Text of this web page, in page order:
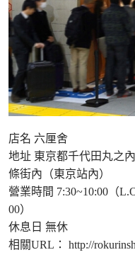
店名 六厘舍
地址 東京都千代田丸之
條街內（東京站內）
營業時間 7:30~10:00（
00）
休息日 無休
相關URL： http://